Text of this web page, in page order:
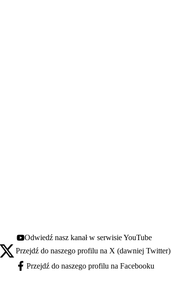
Youtube - otwiera się w nowej karcie
Odwiedź nasz kanał w serwisie YouTube
X - otwiera się w nowej karcie
Przejdź do naszego profilu na X (dawniej Twitter)
Facebook - otwiera się w nowej karcie
Przejdź do naszego profilu na Facebooku